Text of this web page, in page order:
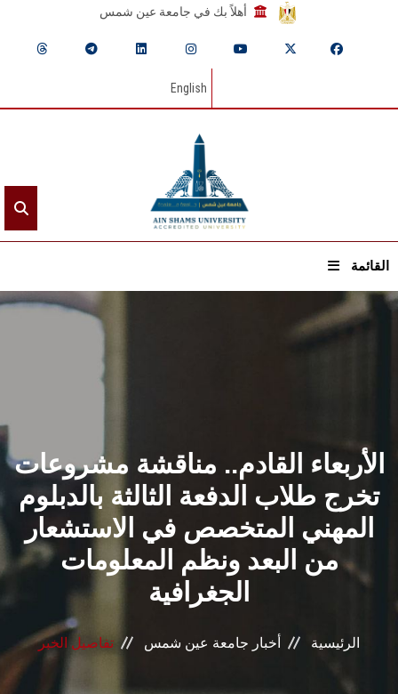
أهلاً بك في جامعة عين شمس
English
القائمة
الشئون الأكاديمية
البحث العلمي
الرعاية الصحية
المراكز والوحدات
الأنظمة الذكية
الأربعاء القادم.. مناقشة مشروعات
تخرج طلاب الدفعة الثالثة بالدبلوم
المهني المتخصص في الاستشعار
من البعد ونظم المعلومات
الجغرافية
الرئيسية أخبار جامعة عين شمس تفاصيل الخبر